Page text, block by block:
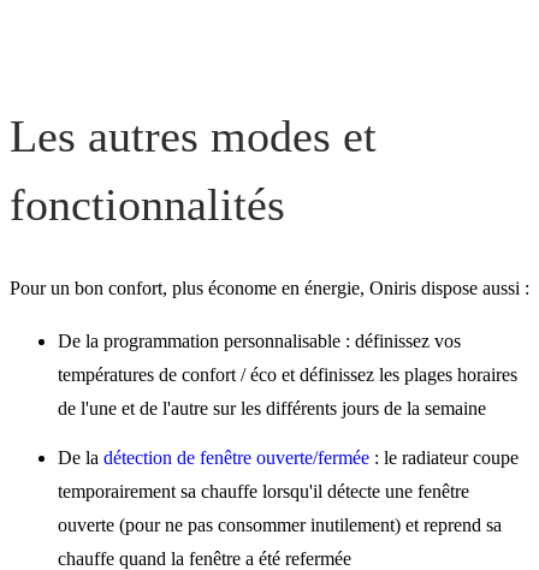
Les autres modes et
fonctionnalités
Pour un bon confort, plus économe en énergie, Oniris dispose aussi :
De la programmation personnalisable : définissez vos
températures de confort / éco et définissez les plages horaires
de l'une et de l'autre sur les différents jours de la semaine
De la détection de fenêtre ouverte/fermée : le radiateur coupe
temporairement sa chauffe lorsqu'il détecte une fenêtre
ouverte (pour ne pas consommer inutilement) et reprend sa
chauffe quand la fenêtre a été refermée